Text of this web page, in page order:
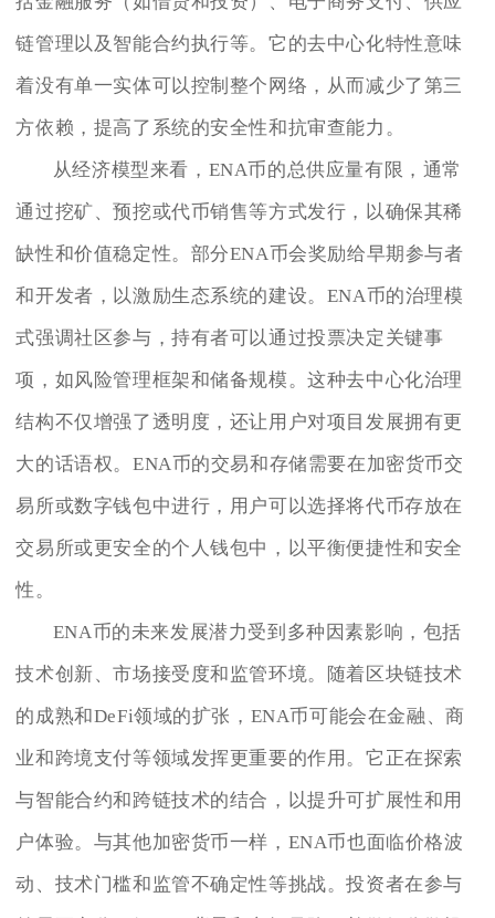
链管理以及智能合约执行等。它的去中心化特性意味
着没有单一实体可以控制整个网络，从而减少了第三
方依赖，提高了系统的安全性和抗审查能力。
从经济模型来看，ENA币的总供应量有限，通常
通过挖矿、预挖或代币销售等方式发行，以确保其稀
缺性和价值稳定性。部分ENA币会奖励给早期参与者
和开发者，以激励生态系统的建设。ENA币的治理模
式强调社区参与，持有者可以通过投票决定关键事
项，如风险管理框架和储备规模。这种去中心化治理
结构不仅增强了透明度，还让用户对项目发展拥有更
大的话语权。ENA币的交易和存储需要在加密货币交
易所或数字钱包中进行，用户可以选择将代币存放在
交易所或更安全的个人钱包中，以平衡便捷性和安全
性。
ENA币的未来发展潜力受到多种因素影响，包括
技术创新、市场接受度和监管环境。随着区块链技术
的成熟和DeFi领域的扩张，ENA币可能会在金融、商
业和跨境支付等领域发挥更重要的作用。它正在探索
与智能合约和跨链技术的结合，以提升可扩展性和用
户体验。与其他加密货币一样，ENA币也面临价格波
动、技术门槛和监管不确定性等挑战。投资者在参与